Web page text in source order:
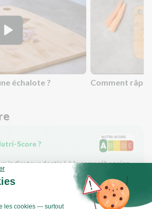
échalote ? Comment
Score ?
indicateur destiné à la compréhension
Les recettes ou les produits
en fonction de leur teneur en aliments à
fruits, légumes, légumineuses...)
(énergie, acides gras saturés, sucres,